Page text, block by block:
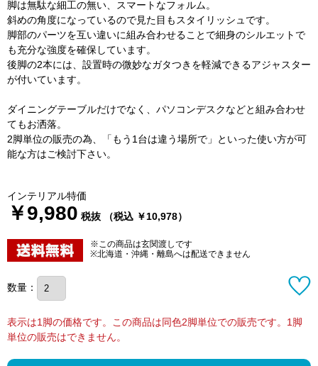
脚は無駄な細工の無い、スマートなフォルム。
斜めの角度になっているので見た目もスタイリッシュです。
脚部のパーツを互い違いに組み合わせることで細身のシルエットで
も充分な強度を確保しています。
後脚の2本には、設置時の微妙なガタつきを軽減できるアジャスター
が付いています。
ダイニングテーブルだけでなく、パソコンデスクなどと組み合わせ
てもお洒落。
2脚単位の販売の為、「もう1台は違う場所で」といった使い方が可
能な方はご検討下さい。
インテリアル特価
￥9,980 税抜 （税込 ￥10,978）
※この商品は玄関渡しです
※北海道・沖縄・離島へは配送できません
数量：
表示は1脚の価格です。この商品は同色2脚単位での販売です。1脚
単位の販売はできません。